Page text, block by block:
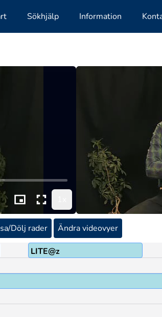
Sökhjälp Information
Dölj rader
Ändra videovyer
LITE@z